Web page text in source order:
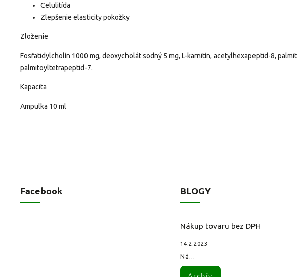
Celulitída
Zlepšenie elasticity pokožky
Zloženie
Fosfatidylcholín 1000 mg, deoxycholát sodný 5 mg, L-karnitín, acetylhexapeptid-8,
palmitoyltetrapeptid-7.
Kapacita
Ampulka 10 ml
Facebook BLOGY
Nákup tovaru bez DPH
14.2.2023
Ná...